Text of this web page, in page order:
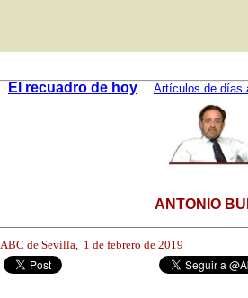
El recuadro de hoy Artículos de días
ANTONIO
ABC de Sevilla, 1 de febrero de 2019